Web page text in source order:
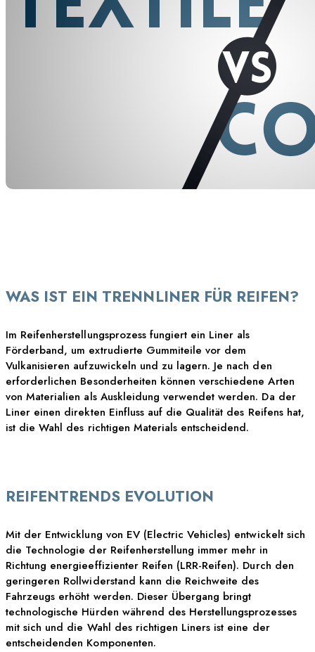
WAS IST EIN TRENNLINER FÜR REIFEN?
Im Reifenherstellungsprozess fungiert ein Liner als
Förderband, um extrudierte Gummiteile vor dem
Vulkanisieren aufzuwickeln und zu lagern. Je nach den
erforderlichen Besonderheiten können verschiedene Arten
von Materialien als Auskleidung verwendet werden. Da der
Liner einen direkten Einfluss auf die Qualität des Reifens hat,
ist die Wahl des richtigen Materials entscheidend.
REIFENTRENDS EVOLUTION
Mit der Entwicklung von EV (Electric Vehicles) entwickelt sich
die Technologie der Reifenherstellung immer mehr in
Richtung energieeffizienter Reifen (LRR-Reifen). Durch den
geringeren Rollwiderstand kann die Reichweite des
Fahrzeugs erhöht werden. Dieser Übergang bringt
technologische Hürden während des Herstellungsprozesses
mit sich und die Wahl des richtigen Liners ist eine der
entscheidenden Komponenten.